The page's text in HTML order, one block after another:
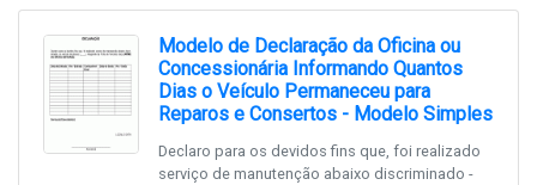
Modelo de Declaração da Oficina ou
Concessionária Informando Quantos
Dias o Veículo Permaneceu para
Reparos e Consertos - Modelo Simples
Declaro para os devidos fins que, foi realizado
serviço de manutenção abaixo discriminado -